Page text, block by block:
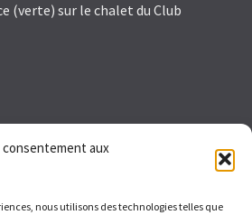
consentement aux
nous utilisons des technologies telles que
(verte) sur le chalet du Club